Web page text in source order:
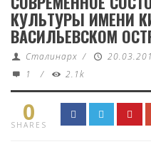
КУЛЬТУРЫ ИМЕНИ
ВАСИЛЬЕВСКОМ
Сталинарх /
1
/ 2.1k
0
SHARES